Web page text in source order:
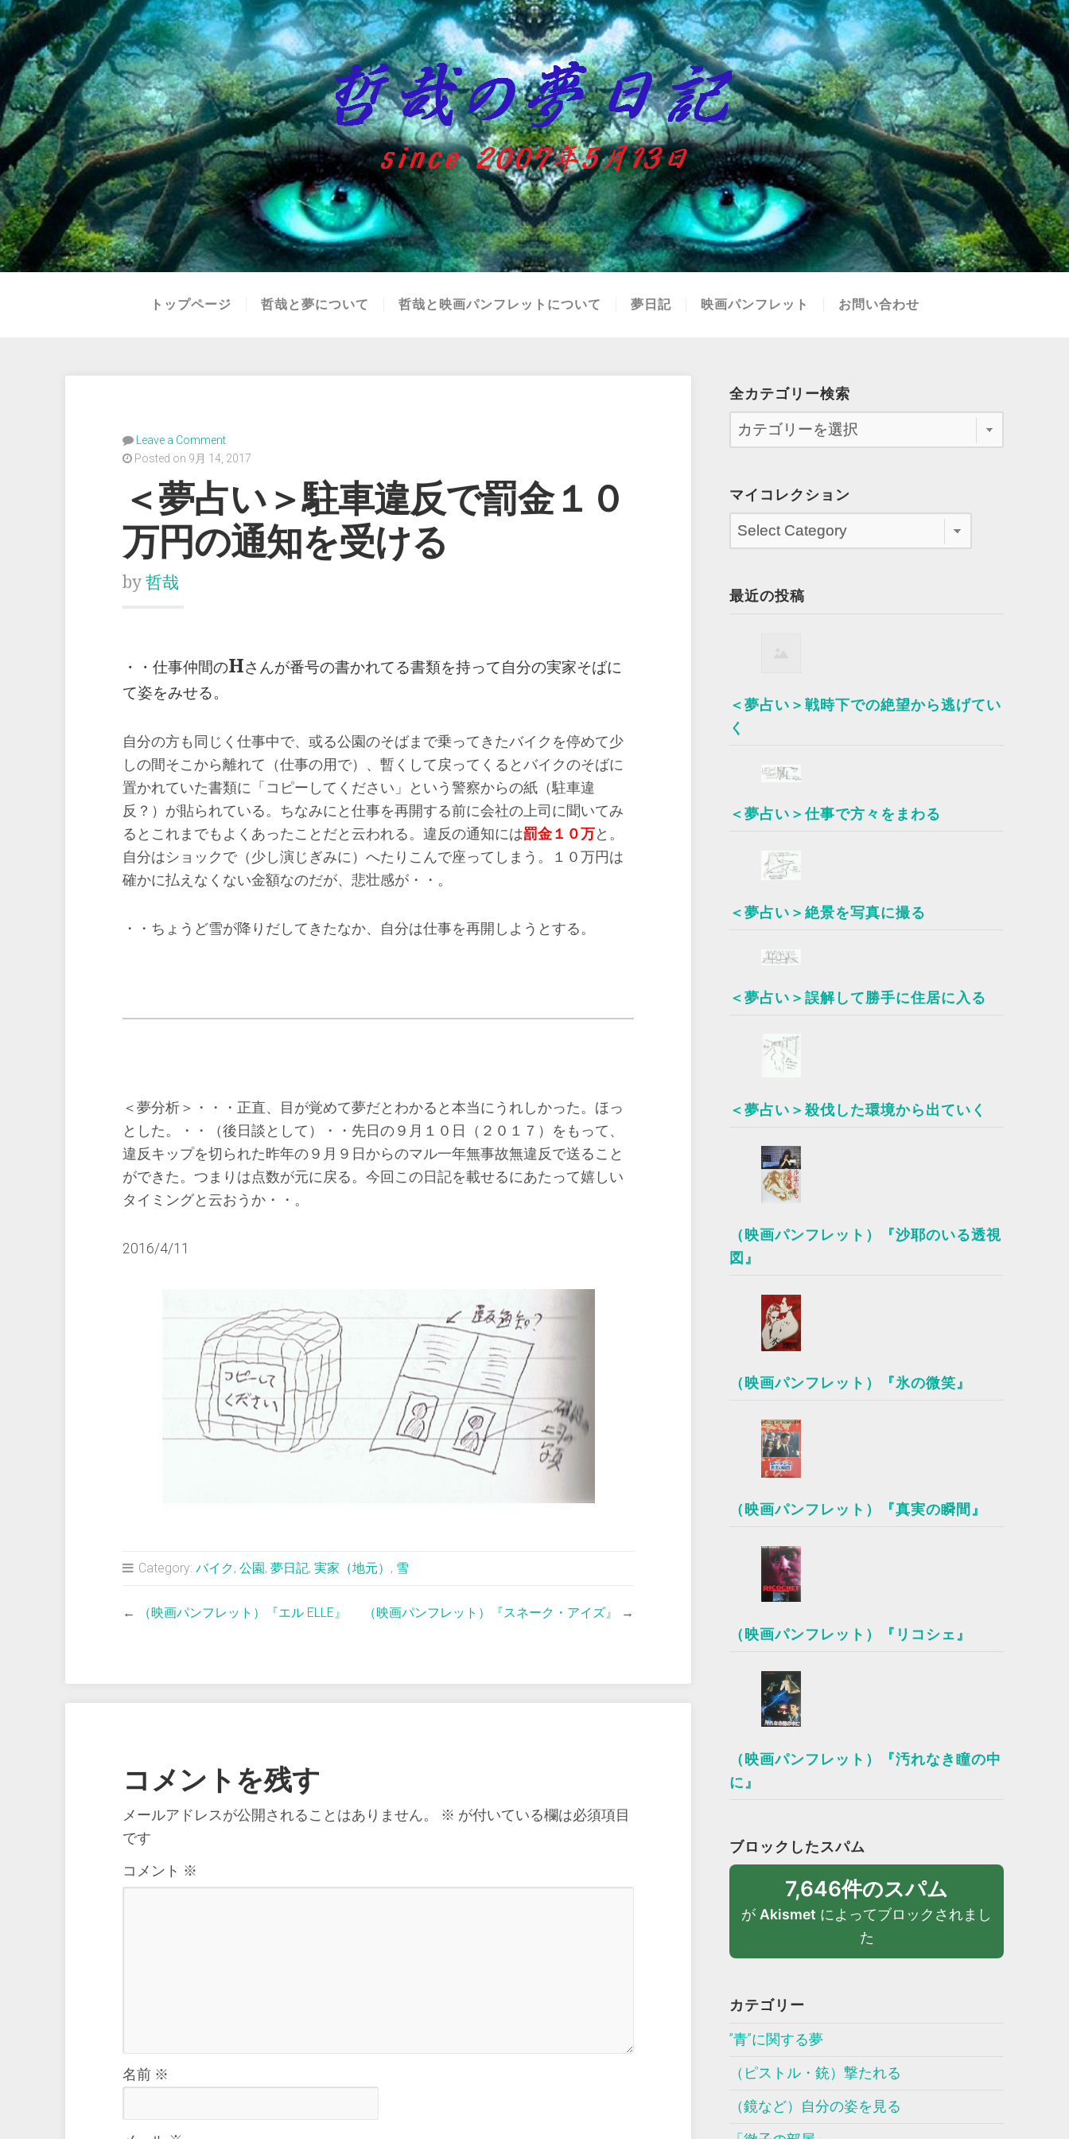
トップページ 哲哉と夢について 哲哉と映画パンフレットについて 夢日記 映画パンフレット お問い合わせ
Leave a Comment
Posted on 9月 14, 2017
＜夢占い＞駐車違反で罰金１０
万円の通知を受ける
by 哲哉
・・仕事仲間のHさんが番号の書かれてる書類を持って自分の実家そばに
て姿をみせる。
自分の方も同じく仕事中で、或る公園のそばまで乗ってきたバイクを停めて少
しの間そこから離れて（仕事の用で）、暫くして戻ってくるとバイクのそばに
置かれていた書類に「コピーしてください」という警察からの紙（駐車違
反？）が貼られている。ちなみにと仕事を再開する前に会社の上司に聞いてみ
るとこれまでもよくあったことだと云われる。違反の通知には罰金１０万と。
自分はショックで（少し演じぎみに）へたりこんで座ってしまう。１０万円は
確かに払えなくない金額なのだが、悲壮感が・・。
・・ちょうど雪が降りだしてきたなか、自分は仕事を再開しようとする。
＜夢分析＞・・・正直、目が覚めて夢だとわかると本当にうれしかった。ほっ
とした。・・（後日談として）・・先日の９月１０日（２０１７）をもって、
違反キップを切られた昨年の９月９日からのマル一年無事故無違反で送ること
ができた。つまりは点数が元に戻る。今回この日記を載せるにあたって嬉しい
タイミングと云おうか・・。
2016/4/11
Category: バイク, 公園 , 夢日記, 実家（地元） , 雪
← （映画パンフレット）『エル ELLE』 （映画パンフレット）『スネーク・アイズ』 →
コメントを残す
メールアドレスが公開されることはありません。 ※ が付いている欄は必須項目
です
コメント ※
名前 ※
全カテゴリー検索
マイコレクション
最近の投稿
＜夢占い＞戦時下での絶望から逃げてい
く
＜夢占い＞仕事で方々をまわる
＜夢占い＞絶景を写真に撮る
＜夢占い＞誤解して勝手に住居に入る
＜夢占い＞殺伐した環境から出ていく
（映画パンフレット）『沙耶のいる透視
図』
（映画パンフレット）『氷の微笑』
（映画パンフレット）『真実の瞬間』
（映画パンフレット）『リコシェ』
（映画パンフレット）『汚れなき瞳の中
に』
ブロックしたスパム
7,646件のスパム
が Akismet によってブロックされまし
た
カテゴリー
”青”に関する夢
（ピストル・銃）撃たれる
（鏡など）自分の姿を見る